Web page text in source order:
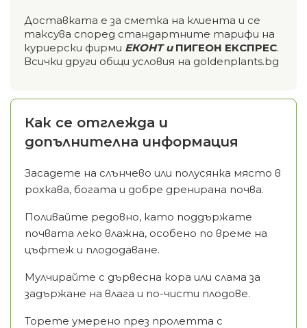
Доставката е за сметка на клиента и се
таксува според стандартните тарифи на
куриерски фирми ЕКОНТ и ПИГЕОН ЕКСПРЕС.
Всички други общи условия на goldenplants.bg
Как се отглежда и
допълнителна информация
Засадете на слънчево или полусянка място в
рохкава, богата и добре дренирана почва.
Поливайте редовно, като поддържате
почвата леко влажна, особено по време на
цъфтеж и плододаване.
Мулчирайте с дървесна кора или слама за
задържане на влага и по-чисти плодове.
Торете умерено през пролетта с